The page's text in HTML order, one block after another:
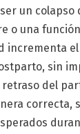
un colapso
o una
incrementa
sin
retraso del